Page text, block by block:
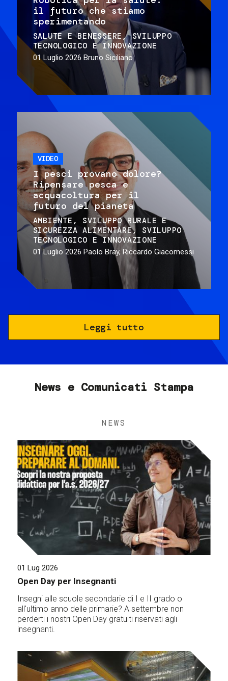
il futuro che stiamo
sperimentando
SALUTE E BENESSERE
SVILUPPO
TECNOLOGICO E INNOVAZIONE
01 Luglio 2026 Bruno Siciliano
VIDEO
I pesci provano dolore?
Ripensare pesca e
acquacoltura per il
futuro del pianeta
AMBIENTE
SVILUPPO RURALE E
SICUREZZA ALIMENTARE
SVILUPPO
TECNOLOGICO E INNOVAZIONE
01 Luglio 2026 Paolo Bray, Riccardo Giacomessi
Leggi tutto
News e Comunicati Stampa
NEWS
01 Lug 2026
Open Day per Insegnanti
Insegni alle scuole secondarie di I e II grado o
all'ultimo anno delle primarie? A settembre non
perderti i nostri Open Day gratuiti riservati agli
insegnanti.